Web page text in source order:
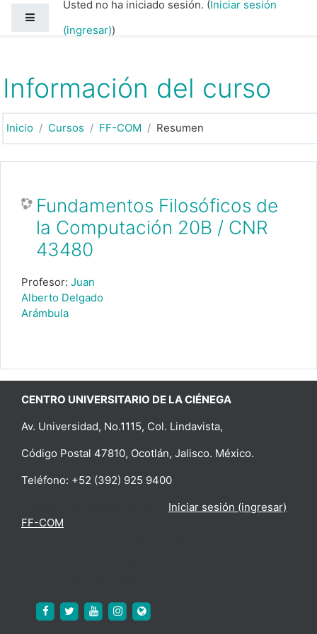
Saltar al contenido principal
Usted no ha iniciado sesión. (Iniciar sesión
(ingresar))
Información del curso
Inicio Cursos FF-COM Resumen
Fundamentos Filosóficos de
la Computación 20B / CNR
43480
Profesor: Juan
Alberto Delgado
Arámbula
CENTRO UNIVERSITARIO DE LA CIÉNEGA
Av. Universidad, No.1115, Col. Lindavista,
Código Postal 47810, Ocotlán, Jalisco. México.
Teléfono: +52 (392) 925 9400
Iniciar sesión (ingresar)
FF-COM
https://www.facebook.com/cucienega.oficial
https://twitter.com/cuci_oficial
https://www.youtube.com/c/
http://www.instagram.com/cuci_udeg